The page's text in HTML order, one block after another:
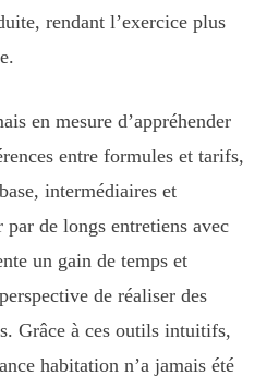
rendant l’exercice plus
en mesure d’appréhender
entre formules et tarifs,
intermédiaires et
par de longs entretiens avec
un gain de temps et
de réaliser des
Grâce à ces outils intuitifs,
habitation n’a jamais été